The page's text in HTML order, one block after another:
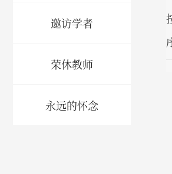
邀访学者
荣休教师
永远的怀念